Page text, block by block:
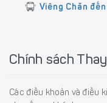
Viêng Chăn
Chính sách
Các điều khoản và điều